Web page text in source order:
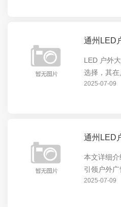
LED 户外
选择，其在
以绚丽多彩
2025-07-09
本文详细
引领户外
示、超大尺
2025-07-09